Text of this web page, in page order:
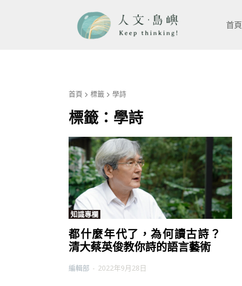
首頁
首頁 標籤 學詩
標籤： 學詩
知識專欄
都什麼年代了，為何讀古詩？
清大蔡英俊教你詩的語言藝術
編輯部 - 2022年9月28日